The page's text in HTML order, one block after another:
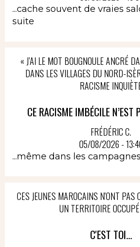
...cache souvent de vraies
suite
« J’AI LE MOT BOUGNOULE ANCRÉ
DANS LES VILLAGES DU NORD-
RACISME
CE RACISME IMBÉCILE N’EST
FRÉDÉRIC C.
05/08/2026 -
...même dans les
CES JEUNES MAROCAINS N'ONT PAS
UN TERRITOIRE
C'EST TOI...